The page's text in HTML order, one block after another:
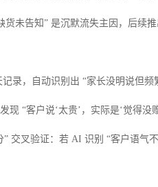
未告知” 是沉默流失主因，后续推
，自动识别出 “家长没明说但频
“客户说‘太贵’，实际是‘觉得没
交叉验证：若 AI 识别 “客户语气